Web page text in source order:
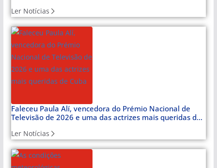
Ler Notícias
Faleceu Paula Alí, vencedora do Prémio Nacional de
Televisão de 2026 e uma das actrizes mais queridas de
Ler Notícias